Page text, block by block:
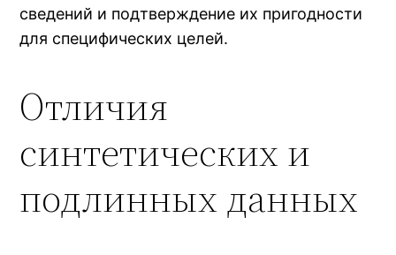
сведений и подтверждение их пригодности
для специфических целей.
Отличия
синтетических и
подлинных данных